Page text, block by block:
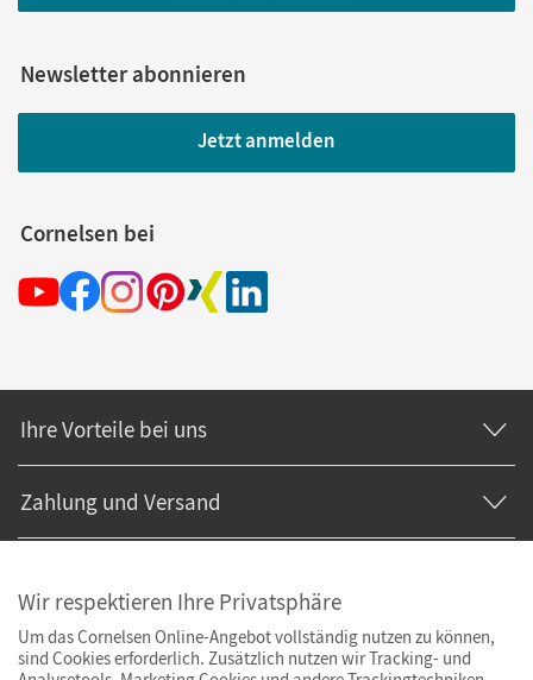
Newsletter abonnieren
Jetzt anmelden
Cornelsen bei
Ihre Vorteile bei uns
Zahlung und Versand
Wir respektieren Ihre Privatsphäre
Um das Cornelsen Online-Angebot vollständig nutzen zu können,
sind Cookies erforderlich. Zusätzlich nutzen wir Tracking- und